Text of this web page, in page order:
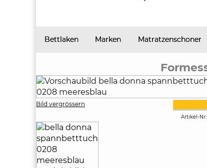
Bettlaken Marken Matratzenschoner
Bild vergrössern
Artikel-Nr: